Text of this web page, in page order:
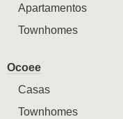
Apartamentos
Townhomes
Ocoee
Casas
Townhomes